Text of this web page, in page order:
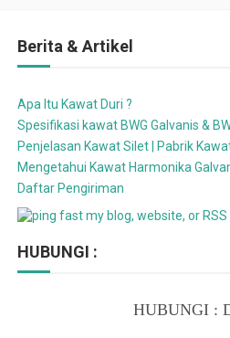
Berita & Artikel
Apa Itu Kawat Duri ?
Spesifikasi kawat BWG Galvanis &
Penjelasan Kawat Silet | Pabrik
Mengetahui Kawat Harmonika
Daftar Pengiriman
HUBUNGI :
HUBUNGI :